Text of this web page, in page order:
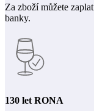
Za zboží můžete
banky.
130 let RONA